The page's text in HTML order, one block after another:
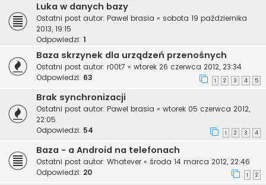
Luka w danych bazy
Ostatni post autor: Pawel brasia « sobota 19 października
2013, 19:15
Odpowiedzi: 1
Baza skrzynek dla urządzeń przenośnych
Ostatni post autor: r00t7 « wtorek 26 czerwca 2012, 23:34
Odpowiedzi: 63 1 2 3 4 5
Brak synchronizacji
Ostatni post autor: Pawel brasia « wtorek 05 czerwca 2012,
22:05
Odpowiedzi: 54 1 2 3 4
Baza - a Android na telefonach
Ostatni post autor: Whatever « środa 14 marca 2012, 22:46
Odpowiedzi: 20 1 2